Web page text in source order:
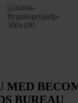
MED
BUREAU